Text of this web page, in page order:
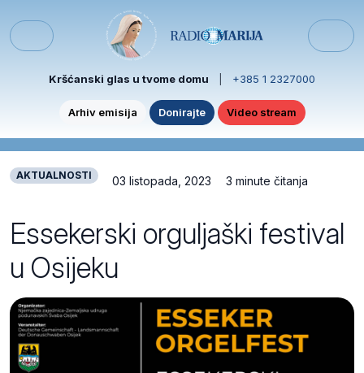
Menu
Kršćanski glas u tvome domu +385 1 2327000
Arhiv emisija Donirajte Video stream
AKTUALNOSTI 03 listopada, 2023 3 minute čitanja
Essekerski orguljaški festival
u Osijeku